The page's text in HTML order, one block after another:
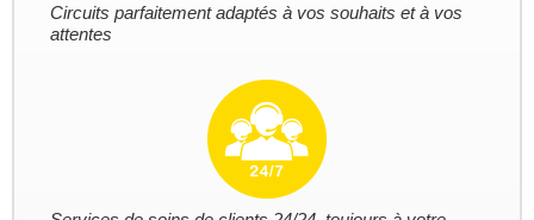
Circuits parfaitement adaptés à vos souhaits et à vos
attentes